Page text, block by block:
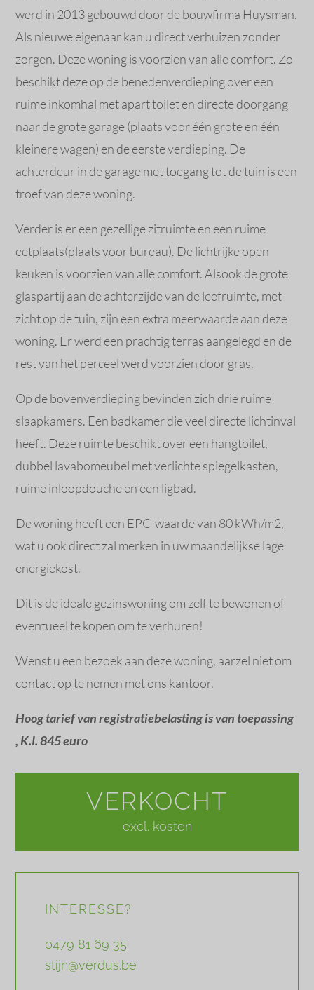
werd in 2013 gebouwd door de bouwfirma Huysman.
Als nieuwe eigenaar kan u direct verhuizen zonder
zorgen. Deze woning is voorzien van alle comfort. Zo
beschikt deze op de benedenverdieping over een
ruime inkomhal met apart toilet en directe doorgang
naar de grote garage (plaats voor één grote en één
kleinere wagen) en de eerste verdieping. De
achterdeur in de garage met toegang tot de tuin is een
troef van deze woning.
Verder is er een gezellige zitruimte en een ruime
eetplaats(plaats voor bureau). De lichtrijke open
keuken is voorzien van alle comfort. Alsook de grote
glaspartij aan de achterzijde van de leefruimte, met
zicht op de tuin, zijn een extra meerwaarde aan deze
woning. Er werd een prachtig terras aangelegd en de
rest van het perceel werd voorzien door gras.
Op de bovenverdieping bevinden zich drie ruime
slaapkamers. Een badkamer die veel directe lichtinval
heeft. Deze ruimte beschikt over een hangtoilet,
dubbel lavabomeubel met verlichte spiegelkasten,
ruime inloopdouche en een ligbad.
De woning heeft een EPC-waarde van 80 kWh/m2,
wat u ook direct zal merken in uw maandelijkse lage
energiekost.
Dit is de ideale gezinswoning om zelf te bewonen of
eventueel te kopen om te verhuren!
Wenst u een bezoek aan deze woning, aarzel niet om
contact op te nemen met ons kantoor.
Hoog tarief van registratiebelasting is van toepassing
, K.I. 845 euro
VERKOCHT
excl. kosten
INTERESSE?
0479 81 69 35
stijn@verdus.be